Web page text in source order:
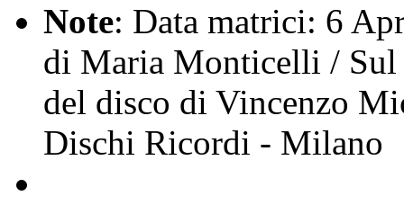
Note: Data matrici: 6
di Maria Monticelli / Sul
del disco di Vincenzo
Dischi Ricordi - Milano